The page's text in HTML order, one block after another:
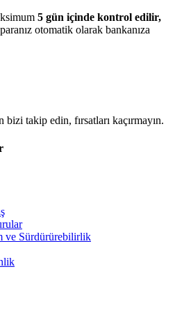
5 gün içinde kontrol edilir,
otomatik olarak bankanıza
bizi takip edin, fırsatları kaçırmayın.
ve Sürdürürebilirlik